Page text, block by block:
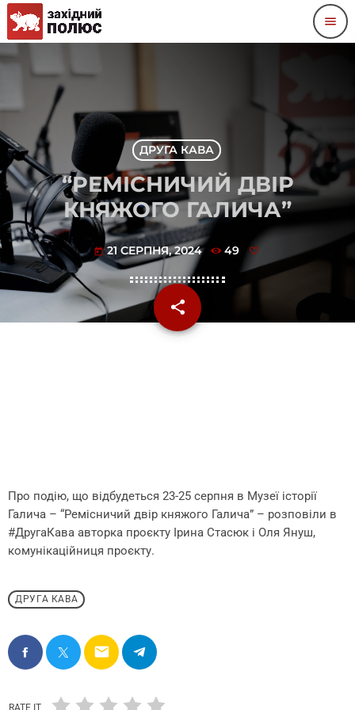
menu
ДРУГА КАВА
“РЕМІСНИЧИЙ ДВІР
КНЯЖОГО ГАЛИЧА”
today 21 СЕРПНЯ, 2024 49
share
email
Про подію, що відбудеться 23-25 серпня в Музеї історії
Галича – “Ремісничий двір княжого Галича” – розповіли в
#ДругаКава авторка проєкту Ірина Стасюк і Оля Януш,
комунікаційниця проєкту.
ДРУГА КАВА
email